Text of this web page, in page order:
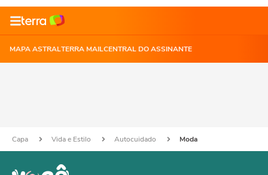
MAPA ASTRALTERRA MAILCENTRAL DO ASSINANTE
Capa Vida e Estilo Autocuidado Moda